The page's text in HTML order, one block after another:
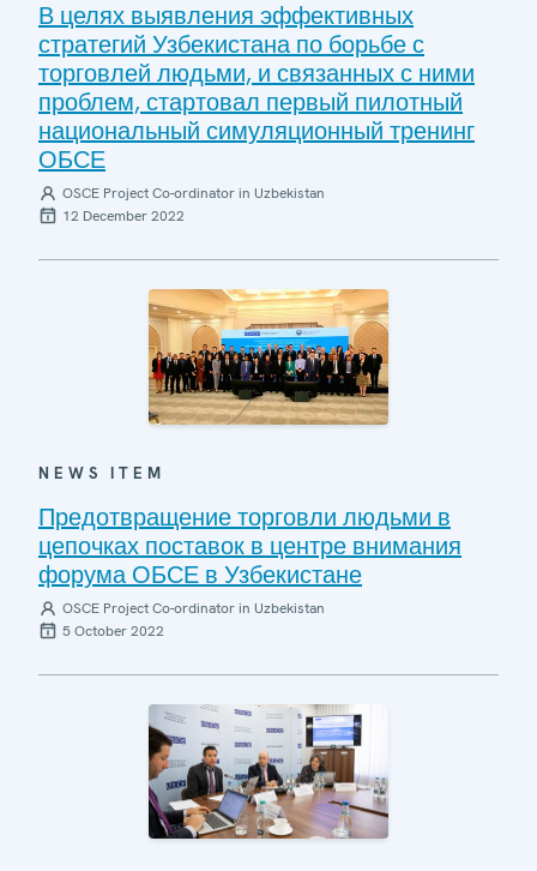
В целях выявления эффективных
стратегий Узбекистана по борьбе с
торговлей людьми, и связанных с ними
проблем, стартовал первый пилотный
национальный симуляционный тренинг
ОБСЕ
OSCE Project Co-ordinator in Uzbekistan
12 December 2022
NEWS ITEM
Предотвращение торговли людьми в
цепочках поставок в центре внимания
форума ОБСЕ в Узбекистане
OSCE Project Co-ordinator in Uzbekistan
5 October 2022